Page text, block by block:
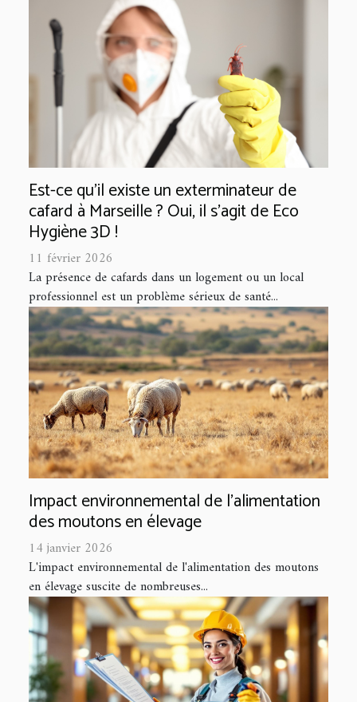
Est-ce qu’il existe un exterminateur de
cafard à Marseille ? Oui, il s'agit de Eco
Hygiène 3D !
11 février 2026
La présence de cafards dans un logement ou un local
professionnel est un problème sérieux de santé...
Impact environnemental de l'alimentation
des moutons en élevage
14 janvier 2026
L'impact environnemental de l'alimentation des moutons
en élevage suscite de nombreuses...